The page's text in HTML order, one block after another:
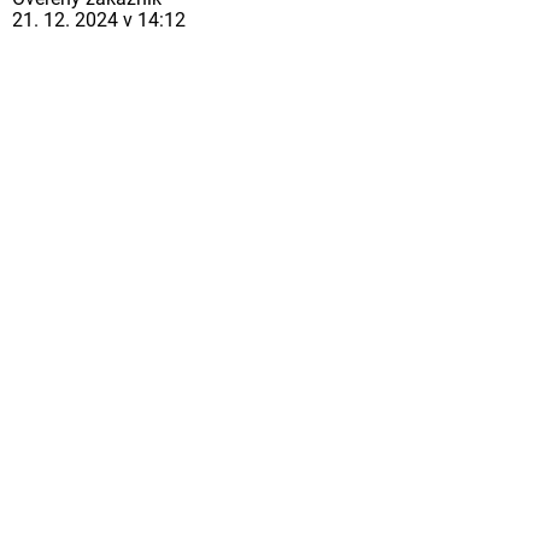
21. 12. 2024 v 14:12